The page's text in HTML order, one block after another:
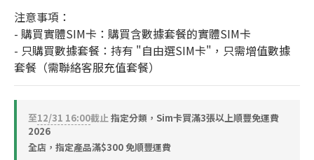
注意事項：
- 購買實體SIM卡：購買含數據套餐的實體SIM卡
- 只購買數據套餐：持有 "自由選SIM卡"，只需增值數據
套餐（需聯絡客服充值套餐）
至12/31 16:00截止指定分類，Sim卡買滿3張以上順豐免運費
2026
全店，指定產品滿$300 免順豐運費